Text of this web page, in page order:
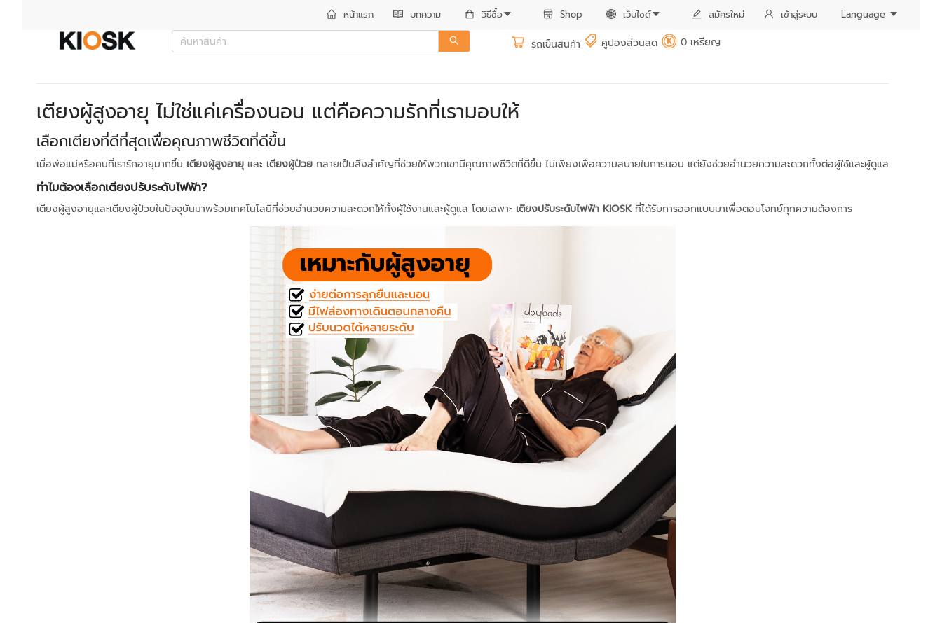
หน้าแรก บทความ วิธีซื้อ Shop เว็บไซด์ สมัครใหม่ เข้าสู่ระบบ Language
รถเข็นสินค้า คูปองส่วนลด K 0 เหรียญ
เตียงผู้สูงอายุ ไม่ใช่แค่เครื่องนอน แต่คือความรักที่เรามอบให้
เลือกเตียงที่ดีที่สุดเพื่อคุณภาพชีวิตที่ดีขึ้น
เมื่อพ่อแม่หรือคนที่เรารักอายุมากขึ้น เตียงผู้สูงอายุ และ เตียงผู้ป่วย กลายเป็นสิ่งสำคัญที่ช่วยให้พวกเขามีคุณภาพชีวิตที่ดีขึ้น ไม่เพียงเพื่อความสบายในการนอน แต่ยังช่วยอำนวยความสะดวกทั้งต่อผู้ใช้และผู้ดูแล
ทำไมต้องเลือกเตียงปรับระดับไฟฟ้า?
เตียงผู้สูงอายุและเตียงผู้ป่วยในปัจจุบันมาพร้อมเทคโนโลยีที่ช่วยอำนวยความสะดวกให้ทั้งผู้ใช้งานและผู้ดูแล โดยเฉพาะ เตียงปรับระดับไฟฟ้า KIOSKที่ได้รับการออกแบบมาเพื่อตอบโจทย์ทุกความต้องการ